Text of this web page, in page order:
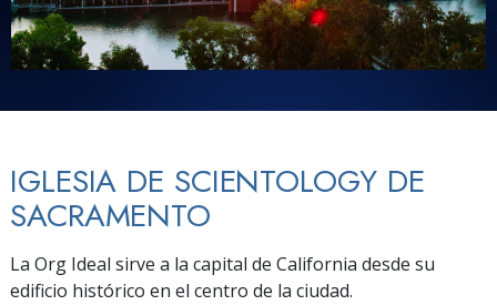
IGLESIA DE SCIENTOLOGY DE
SACRAMENTO
La Org Ideal sirve a la capital de California desde su
edificio histórico en el centro de la ciudad.